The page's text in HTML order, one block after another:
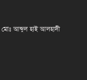
মোঃ আব্দুল হাই আলহাদী